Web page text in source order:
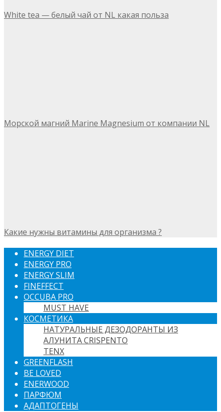
White tea — белый чай от NL какая польза
Морской магний Marine Magnesium от компании NL
Какие нужны витамины для организма ?
ENERGY DIET
ENERGY PRO
ENERGY SLIM
FINEFFECT
OCCUBA PRO
MUST HAVE
КОСМЕТИКА
НАТУРАЛЬНЫЕ ДЕЗОДОРАНТЫ ИЗ
АЛУНИТА CRISPENTO
TENX
GREENFLASH
BE LOVED
ENERWOOD
ПАРФЮМ
АДАПТОГЕНЫ